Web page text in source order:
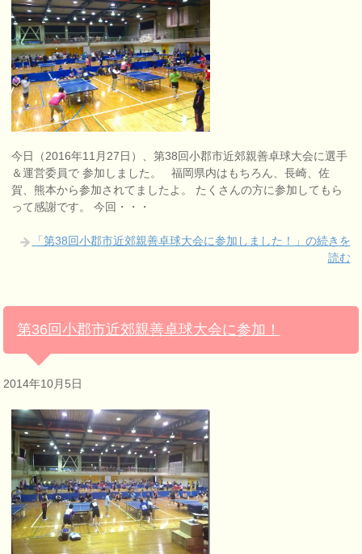
今日（2016年11月27日）、第38回小郡市近郊親善卓球大会に選手
＆運営委員で 参加しました。 福岡県内はもちろん、長崎、佐
賀、熊本から参加されてましたよ。 たくさんの方に参加してもら
って感謝です。 今回・・・
「第38回小郡市近郊親善卓球大会に参加しました！」の続きを
読む
第36回小郡市近郊親善卓球大会に参加！
2014年10月5日